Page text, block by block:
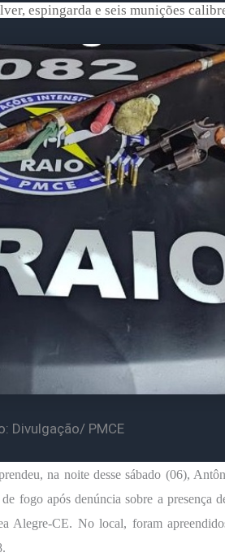
espingarda e seis munições
Divulgação/ PMCE
na noite desse sábado (06),
fogo após denúncia sobre a presença
Alegre-CE. No local, foram